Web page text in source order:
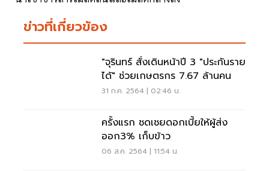
ข่าวที่เกี่ยวข้อง
"จุรินทร์ สั่งเดินหน้าปี 3 "ประกันราย
ได้" ช่วยเกษตรกร 7.67 ล้านคน
31 ก.ค. 2564 | 02:46 น.
ครั้งแรก ชดเชยดอกเบี้ยให้ผู้ส่ง
ออก3% เก็บข้าว
06 ส.ค. 2564 | 11:54 น.